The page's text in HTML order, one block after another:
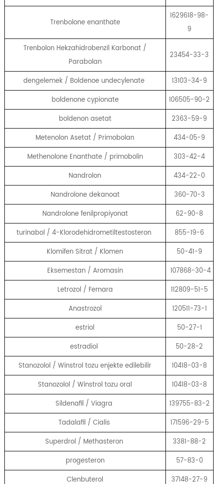
Trenbolone enanthate
1629618-98-
9
Trenbolon Hekzahidrobenzil Karbonat /
Parabolan
23454-33-3
dengelemek / Boldenoe undecylenate
13103-34-9
boldenone cypionate
106505-90-2
boldenon asetat
2363-59-9
Metenolon Asetat / Primobolan
434-05-9
Methenolone Enanthate / primobolin
303-42-4
Nandrolon
434-22-0
Nandrolone dekanoat
360-70-3
Nandrolone fenilpropiyonat
62-90-8
turinabol / 4-Klorodehidrometiltestosteron
855-19-6
Klomifen Sitrat / Klomen
50-41-9
Eksemestan / Aromasin
107868-30-4
Letrozol / Femara
112809-51-5
Anastrozol
120511-73-1
estriol
50-27-1
estradiol
50-28-2
Stanozolol / Winstrol tozu enjekte edilebilir
10418-03-8
Stanozolol / Winstrol tozu oral
10418-03-8
Sildenafil / Viagra
139755-83-2
Tadalafil / Cialis
171596-29-5
Superdrol / Methasteron
3381-88-2
progesteron
57-83-0
Clenbuterol
37148-27-9